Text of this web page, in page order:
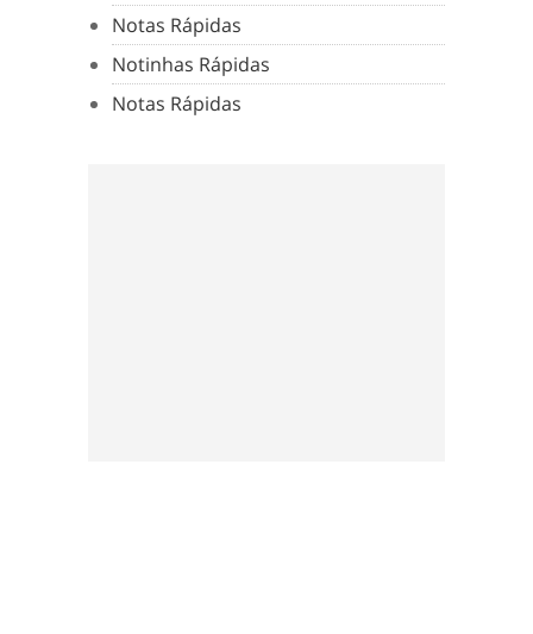
Notas Rápidas
Notinhas Rápidas
Notas Rápidas